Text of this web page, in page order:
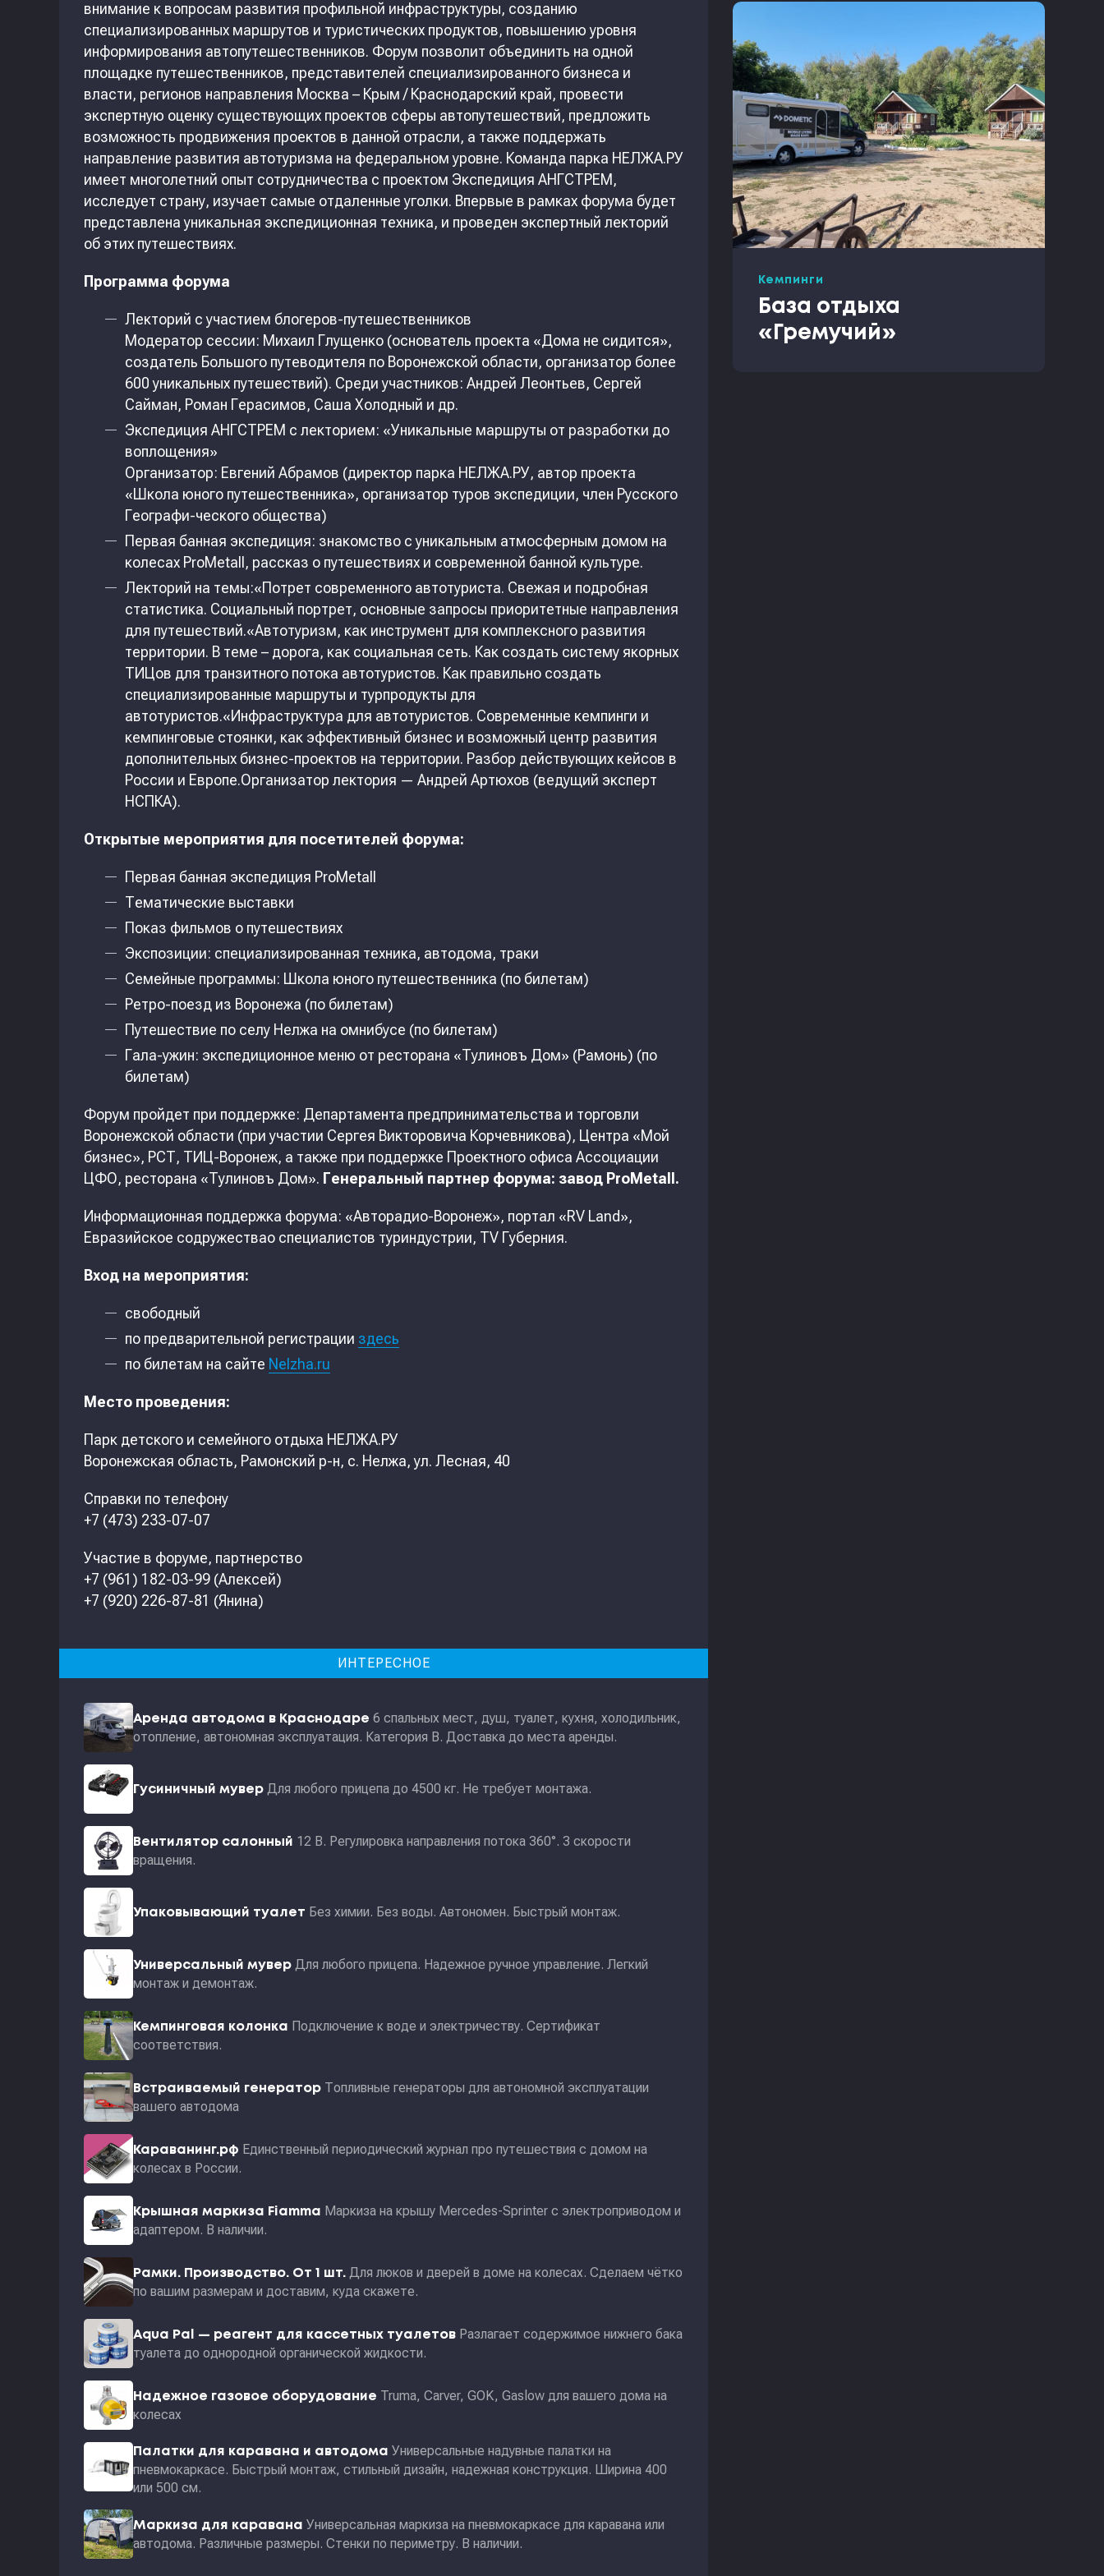
внимание к вопросам развития профильной инфраструктуры, созданию
специализированных маршрутов и туристических продуктов, повышению уровня
информирования автопутешественников. Форум позволит объединить на одной
площадке путешественников, представителей специализированного бизнеса и
власти, регионов направления Москва – Крым / Краснодарский край, провести
экспертную оценку существующих проектов сферы автопутешествий, предложить
возможность продвижения проектов в данной отрасли, а также поддержать
направление развития автотуризма на федеральном уровне. Команда парка НЕЛЖА.РУ
имеет многолетний опыт сотрудничества с проектом Экспедиция АНГСТРЕМ,
исследует страну, изучает самые отдаленные уголки. Впервые в рамках форума будет
представлена уникальная экспедиционная техника, и проведен экспертный лекторий
об этих путешествиях.
Программа форума
Лекторий с участием блогеров-путешественников
Модератор сессии: Михаил Глущенко (основатель проекта «Дома не сидится»,
создатель Большого путеводителя по Воронежской области, организатор более
600 уникальных путешествий). Среди участников: Андрей Леонтьев, Сергей
Сайман, Роман Герасимов, Саша Холодный и др.
Экспедиция АНГСТРЕМ с лекторием: «Уникальные маршруты от разработки до
воплощения»
Организатор: Евгений Абрамов (директор парка НЕЛЖА.РУ, автор проекта
«Школа юного путешественника», организатор туров экспедиции, член Русского
Географи-ческого общества)
Первая банная экспедиция: знакомство с уникальным атмосферным домом на
колесах ProMetall, рассказ о путешествиях и современной банной культуре.
Лекторий на темы:«Потрет современного автотуриста. Свежая и подробная
статистика. Социальный портрет, основные запросы приоритетные направления
для путешествий.«Автотуризм, как инструмент для комплексного развития
территории. В теме – дорога, как социальная сеть. Как создать систему якорных
ТИЦов для транзитного потока автотуристов. Как правильно создать
специализированные маршруты и турпродукты для
автотуристов.«Инфраструктура для автотуристов. Современные кемпинги и
кемпинговые стоянки, как эффективный бизнес и возможный центр развития
дополнительных бизнес-проектов на территории. Разбор действующих кейсов в
России и Европе.Организатор лектория — Андрей Артюхов (ведущий эксперт
НСПКА).
Открытые мероприятия для посетителей форума:
Первая банная экспедиция ProMetall
Тематические выставки
Показ фильмов о путешествиях
Экспозиции: специализированная техника, автодома, траки
Семейные программы: Школа юного путешественника (по билетам)
Ретро-поезд из Воронежа (по билетам)
Путешествие по селу Нелжа на омнибусе (по билетам)
Гала-ужин: экспедиционное меню от ресторана «Тулиновъ Дом» (Рамонь) (по
билетам)
Форум пройдет при поддержке: Департамента предпринимательства и торговли
Воронежской области (при участии Сергея Викторовича Корчевникова), Центра «Мой
бизнес», РСТ, ТИЦ-Воронеж, а также при поддержке Проектного офиса Ассоциации
ЦФО, ресторана «Тулиновъ Дом». Генеральный партнер форума: завод ProMetall.
Информационная поддержка форума: «Авторадио-Воронеж», портал «RV Land»,
Евразийское содружествао специалистов туриндустрии, TV Губерния.
Вход на мероприятия:
свободный
по предварительной регистрации здесь
по билетам на сайте Nelzha.ru
Место проведения:
Парк детского и семейного отдыха НЕЛЖА.РУ
Воронежская область, Рамонский р-н, с. Нелжа, ул. Лесная, 40
Справки по телефону
+7 (473) 233-07-07
Участие в форуме, партнерство
+7 (961) 182-03-99 (Алексей)
+7 (920) 226-87-81 (Янина)
ИНТЕРЕСНОЕ
Аренда автодома в Краснодаре 6 спальных мест, душ, туалет, кухня, холодильник,
отопление, автономная эксплуатация. Категория В. Доставка до места аренды.
Гусиничный мувер Для любого прицепа до 4500 кг. Не требует монтажа.
Вентилятор салонный 12 В. Регулировка направления потока 360°. 3 скорости
вращения.
Упаковывающий туалет Без химии. Без воды. Автономен. Быстрый монтаж.
Универсальный мувер Для любого прицепа. Надежное ручное управление. Легкий
монтаж и демонтаж.
Кемпинговая колонка Подключение к воде и электричеству. Сертификат
соответствия.
Встраиваемый генератор Топливные генераторы для автономной эксплуатации
вашего автодома
Караванинг.рф Единственный периодический журнал про путешествия с домом на
колесах в России.
Крышная маркиза Fiamma Маркиза на крышу Mercedes-Sprinter с электроприводом и
адаптером. В наличии.
Рамки. Производство. От 1 шт. Для люков и дверей в доме на колесах. Сделаем чётко
по вашим размерам и доставим, куда скажете.
Aqua Pal — pеагент для кассетных туалетов Разлагает содержимое нижнего бака
туалета до однородной органической жидкости.
Надежное газовое оборудование Truma, Carver, GOK, Gaslow для вашего дома на
колесах
Палатки для каравана и автодома Универсальные надувные палатки на
пневмокаркасе. Быстрый монтаж, стильный дизайн, надежная конструкция. Ширина 400
или 500 см.
Маркиза для каравана Универсальная маркиза на пневмокаркасе для каравана или
автодома. Различные размеры. Стенки по периметру. В наличии.
Кемпинги
База отдыха
«Гремучий»